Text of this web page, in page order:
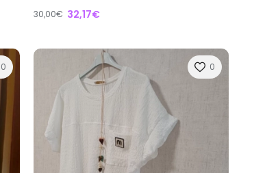
30,00€ 32,17€
0 0